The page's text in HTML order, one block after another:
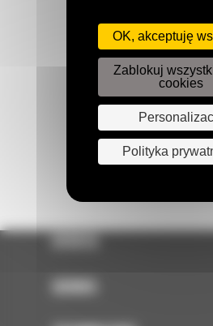
122 100
Napisz do nas
WYŚLIJ
OFERTA
SERWIS
OK, akceptuję
Zablokuj
cookies
Polityka